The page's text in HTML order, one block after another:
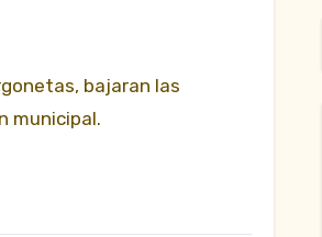
bajaran las
municipal.